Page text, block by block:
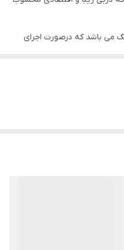
می باشد که درصورت اجرای